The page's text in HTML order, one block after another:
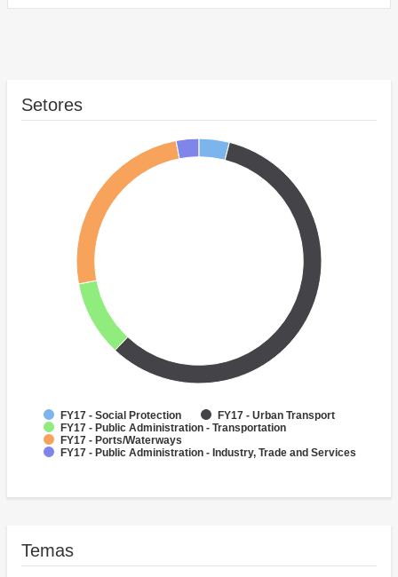
Setores
FY17 - Social Protection
FY17 - Urban Transport
FY17 - Public Administration - Transportation
FY17 - Ports/Waterways
FY17 - Public Administration - Industry, Trade and Services
Temas